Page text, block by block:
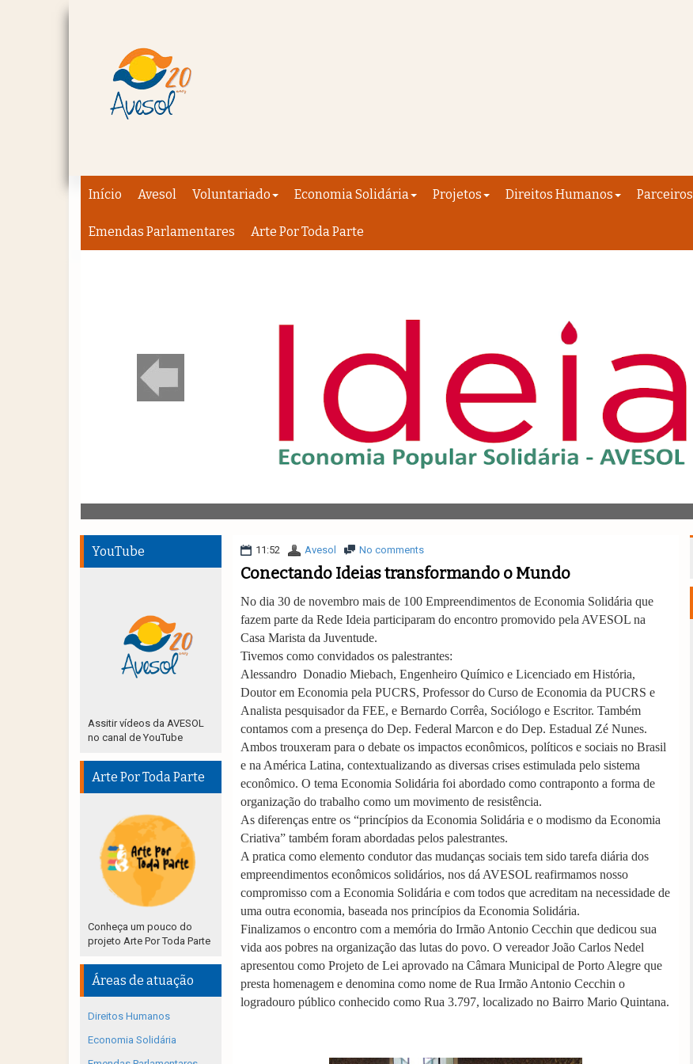
Início Avesol Voluntariado Economia Solidária Projetos Direitos Humanos Parceiros
Emendas Parlamentares Arte Por Toda Parte
11:52 Avesol No comments
Conectando Ideias transformando o Mundo
No dia 30 de novembro mais de 100 Empreendimentos de Economia Solidária que
fazem parte da Rede Ideia participaram do encontro promovido pela AVESOL na
Casa Marista da Juventude.
Tivemos como convidados os palestrantes:
Alessandro Donadio Miebach, Engenheiro Químico e Licenciado em História,
Doutor em Economia pela PUCRS, Professor do Curso de Economia da PUCRS e
Analista pesquisador da FEE, e Bernardo Corrêa, Sociólogo e Escritor. Também
contamos com a presença do Dep. Federal Marcon e do Dep. Estadual Zé Nunes.
Ambos trouxeram para o debate os impactos econômicos, políticos e sociais no Brasil
e na América Latina, contextualizando as diversas crises estimulada pelo sistema
econômico. O tema Economia Solidária foi abordado como contraponto a forma de
organização do trabalho como um movimento de resistência.
As diferenças entre os “princípios da Economia Solidária e o modismo da Economia
Criativa” também foram abordadas pelos palestrantes.
A pratica como elemento condutor das mudanças sociais tem sido tarefa diária dos
empreendimentos econômicos solidários, nos dá AVESOL reafirmamos nosso
compromisso com a Economia Solidária e com todos que acreditam na necessidade de
uma outra economia, baseada nos princípios da Economia Solidária.
Finalizamos o encontro com a memória do Irmão Antonio Cecchin que dedicou sua
vida aos pobres na organização das lutas do povo. O vereador João Carlos Nedel
apresentou como Projeto de Lei aprovado na Câmara Municipal de Porto Alegre que
presta homenagem e denomina como nome de Rua Irmão Antonio Cecchin o
logradouro público conhecido como Rua 3.797, localizado no Bairro Mario Quintana.
YouTube
Assitir vídeos da AVESOL
no canal de YouTube
Arte Por Toda Parte
Conheça um pouco do
projeto Arte Por Toda Parte
Áreas de atuação
Direitos Humanos
Economia Solidária